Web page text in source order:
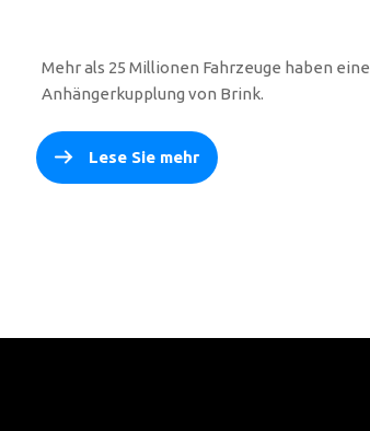
Mehr als 25 Millionen Fahrzeuge haben eine
Anhängerkupplung von Brink.
Lese Sie mehr